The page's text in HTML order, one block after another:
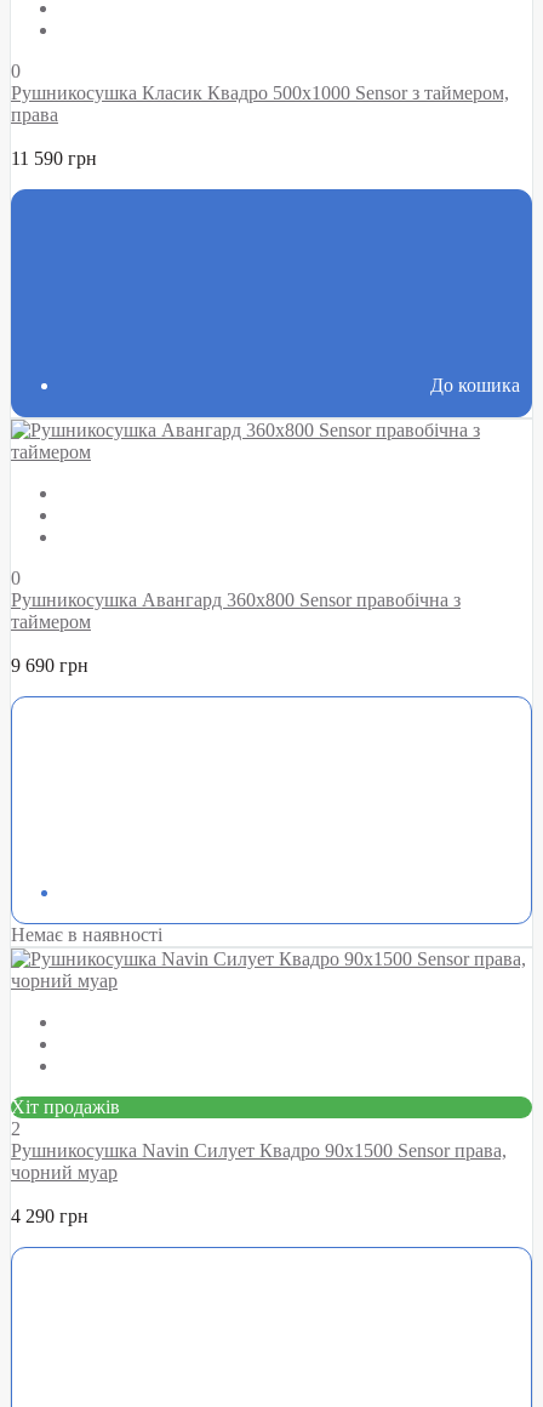
0
Рушникосушка Класик Квадро 500х1000 Sensor з таймером,
права
11 590 грн
До кошика
0
Рушникосушка Авангард 360х800 Sensor правобічна з
таймером
9 690 грн
Немає в наявності
Хіт продажів
2
Рушникосушка Navin Силует Квадро 90х1500 Sensor права,
чорний муар
4 290 грн